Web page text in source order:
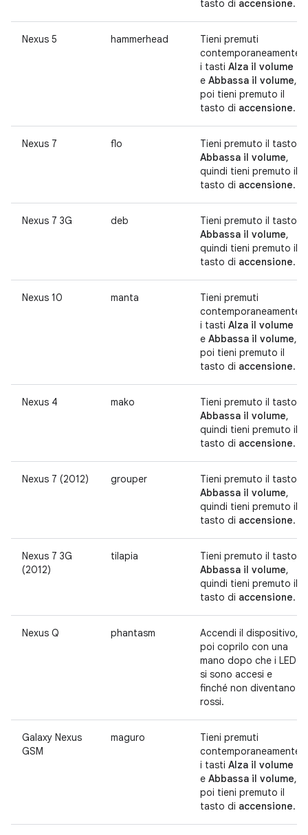
tasto di accensione.
Nexus 5 hammerhead
Tieni premuti
contemporaneamente
i tasti Alza il volume
e Abbassa il volume,
poi tieni premuto il
tasto di accensione.
Nexus 7 flo
Tieni premuto il tasto
Abbassa il volume,
quindi tieni premuto il
tasto di accensione.
Nexus 7 3G deb
Tieni premuto il tasto
Abbassa il volume,
quindi tieni premuto il
tasto di accensione.
Nexus 10 manta
Tieni premuti
contemporaneamente
i tasti Alza il volume
e Abbassa il volume,
poi tieni premuto il
tasto di accensione.
Nexus 4 mako
Tieni premuto il tasto
Abbassa il volume,
quindi tieni premuto il
tasto di accensione.
Nexus 7 (2012) grouper
Tieni premuto il tasto
Abbassa il volume,
quindi tieni premuto il
tasto di accensione.
Nexus 7 3G
(2012)
tilapia
Tieni premuto il tasto
Abbassa il volume,
quindi tieni premuto il
tasto di accensione.
Nexus Q phantasm
Accendi il dispositivo,
poi coprilo con una
mano dopo che i LED
si sono accesi e
finché non diventano
rossi.
Galaxy Nexus
GSM
maguro
Tieni premuti
contemporaneamente
i tasti Alza il volume
e Abbassa il volume,
poi tieni premuto il
tasto di accensione.